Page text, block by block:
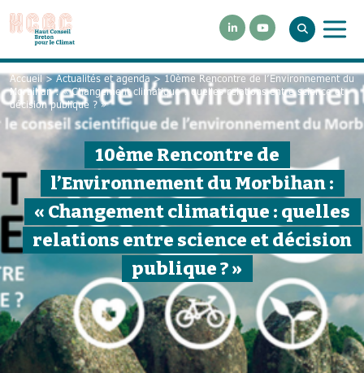
10ème Rencontre de
l’Environnement du Morbihan :
« Changement climatique : quelles
relations entre science et décision
publique ? »
Accueil>Actualités et agenda>10ème Rencontre de l’Environnement du
Morbihan : « Changement climatique : quelles relations entre science et
décision publique ? »